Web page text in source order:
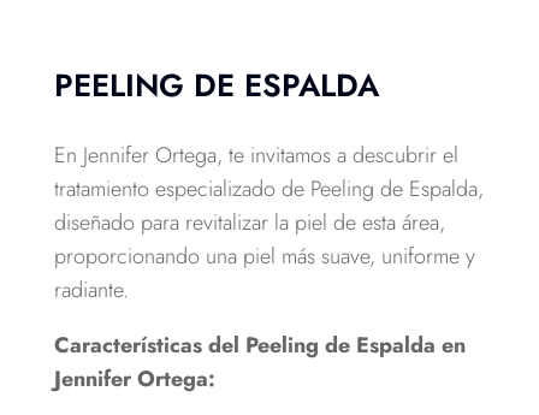
PEELING DE ESPALDA
En Jennifer Ortega, te invitamos a descubrir el
tratamiento especializado de Peeling de Espalda,
diseñado para revitalizar la piel de esta área,
proporcionando una piel más suave, uniforme y
radiante.
Características del Peeling de Espalda en
Jennifer Ortega: